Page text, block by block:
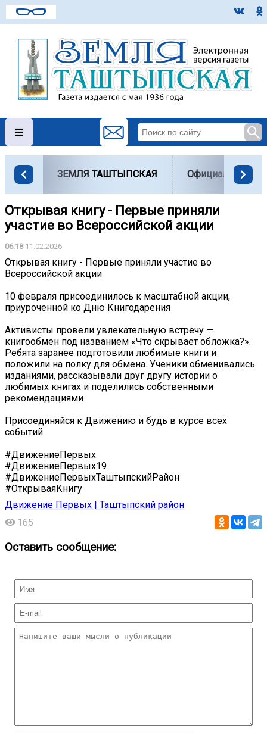
ЗЕМЛЯ ТАШТЫПСКАЯ Официально
Открывая книгу - Первые приняли
участие во Всероссийской акции
06:1811.02.2026
Открывая книгу - Первые приняли участие во
Всероссийской акции
10 февраля присоединилось к масштабной акции,
приуроченной ко Дню Книгодарения
Активисты провели увлекательную встречу —
книгообмен под названием «Что скрывает обложка?».
Ребята заранее подготовили любимые книги и
положили на полку для обмена. Ученики обменивались
изданиями, рассказывали друг другу истории о
любимых книгах и поделились собственными
рекомендациями
Присоединяйся к Движению и будь в курсе всех
событий
#ДвижениеПервых
#ДвижениеПервых19
#ДвижениеПервыхТаштыпскийРайон
#ОткрываяКнигу
Движение Первых | Таштыпский район
165
Оставить сообщение: